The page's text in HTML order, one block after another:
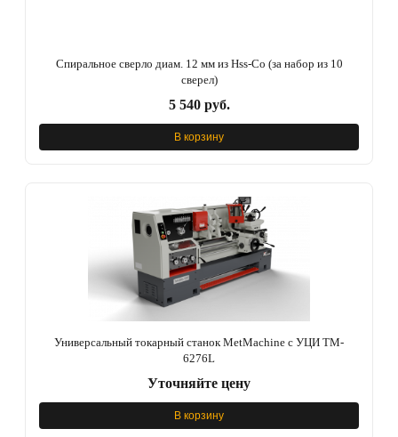
Спиральное сверло диам. 12 мм из Hss-Co (за набор из 10
сверел)
5 540 руб.
В корзину
Универсальный токарный станок MetMachine с УЦИ TM-
6276L
Уточняйте цену
В корзину